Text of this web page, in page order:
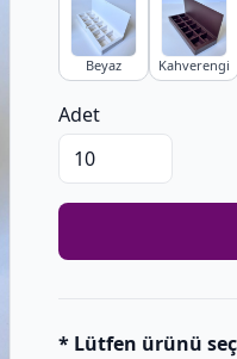
Beyaz Kahverengi
Adet
* Lütfen ürünü